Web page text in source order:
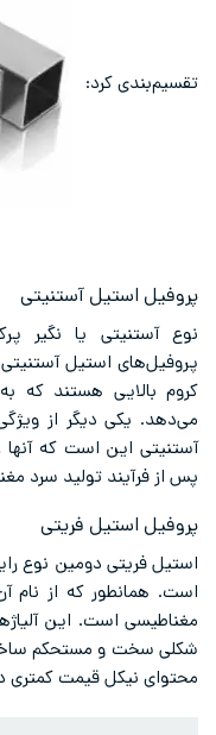
تقسیم‌بندی کرد:
پروفیل استیل آستنیتی
نوع آستنیتی یا نگیر
پروفیل‌های استیل آستنیتی
کروم بالایی هستند که
می‌دهد. یکی دیگر از
آستنیتی این است که
پس از فرآیند تولید سرد
پروفیل استیل فریتی
استیل فریتی دومین نوع
است. همانطور که از نام
مغناطیسی است. این
شکلی سخت و مستحکم
محتوای نیکل قیمت کمتری